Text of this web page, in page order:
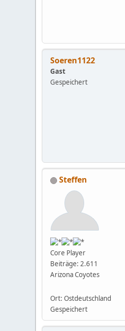
Soeren1122
Gast
Gespeichert
Steffen
Core Player
Beiträge: 2.611
Arizona Coyotes
Ort: Ostdeutschland
Gespeichert